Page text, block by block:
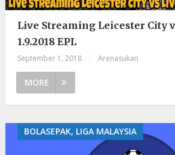
Live Streaming Leicester City
1.9.2018 EPL
September 1, 2018 Arenasukan
MORE
BOLASEPAK, LIGA MALAYSIA